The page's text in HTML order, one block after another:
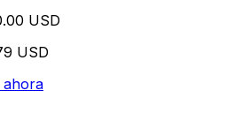
USD
USD
ahora